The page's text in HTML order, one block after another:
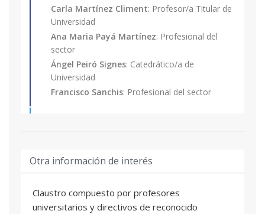
Carla Martínez Climent: Profesor/a Titular de
Universidad
Ana Maria Payá Martínez: Profesional del
sector
Ángel Peiró Signes: Catedrático/a de
Universidad
Francisco Sanchis : Profesional del sector
Javier Llacer Muñoz : Profesional del sector
Asociado/a
Jose Pons Ballester : Profesional del sector
Otra información de interés
Claustro compuesto por profesores
universitarios y directivos de reconocido